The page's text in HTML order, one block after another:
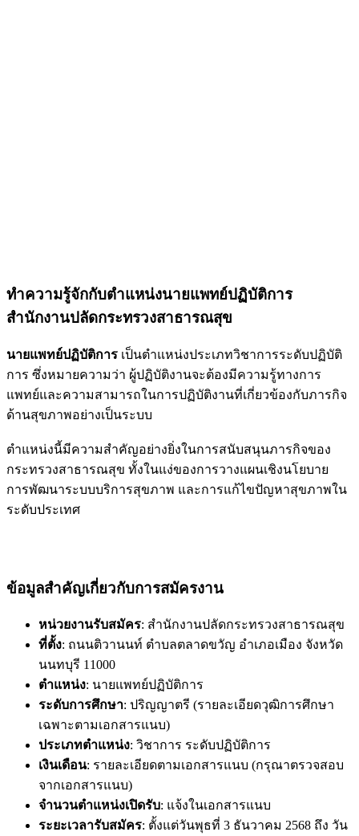
ทำความรู้จักกับตำแหน่งนายแพทย์ปฏิบัติการ
สำนักงานปลัดกระทรวงสาธารณสุข
นายแพทย์ปฏิบัติการ เป็นตำแหน่งประเภทวิชาการระดับปฏิบัติ
การ ซึ่งหมายความว่า ผู้ปฏิบัติงานจะต้องมีความรู้ทางการ
แพทย์และความสามารถในการปฏิบัติงานที่เกี่ยวข้องกับภารกิจ
ด้านสุขภาพอย่างเป็นระบบ
ตำแหน่งนี้มีความสำคัญอย่างยิ่งในการสนับสนุนภารกิจของ
กระทรวงสาธารณสุข ทั้งในแง่ของการวางแผนเชิงนโยบาย
การพัฒนาระบบบริการสุขภาพ และการแก้ไขปัญหาสุขภาพใน
ระดับประเทศ
ข้อมูลสำคัญเกี่ยวกับการสมัครงาน
หน่วยงานรับสมัคร: สำนักงานปลัดกระทรวงสาธารณสุข
ที่ตั้ง: ถนนติวานนท์ ตำบลตลาดขวัญ อำเภอเมือง จังหวัด
นนทบุรี 11000
ตำแหน่ง: นายแพทย์ปฏิบัติการ
ระดับการศึกษา: ปริญญาตรี (รายละเอียดวุฒิการศึกษา
เฉพาะตามเอกสารแนบ)
ประเภทตำแหน่ง: วิชาการ ระดับปฏิบัติการ
เงินเดือน: รายละเอียดตามเอกสารแนบ (กรุณาตรวจสอบ
จากเอกสารแนบ)
จำนวนตำแหน่งเปิดรับ: แจ้งในเอกสารแนบ
ระยะเวลารับสมัคร: ตั้งแต่วันพุธที่ 3 ธันวาคม 2568 ถึง วัน